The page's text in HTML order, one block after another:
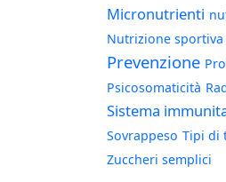
Micronutrienti
Nutrizione sportiva
Prevenzione
Psicosomaticità
Sistema
Sovrappeso Tipi di
Zuccheri semplici